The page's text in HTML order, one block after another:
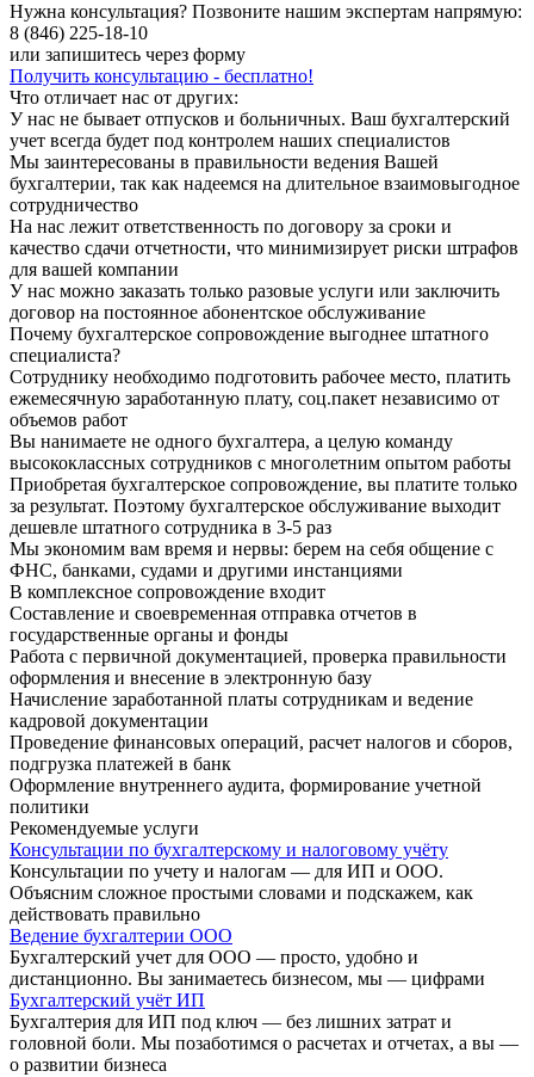
Нужна консультация? Позвоните нашим экспертам напрямую:
8 (846) 225-18-10
или запишитесь через форму
Получить консультацию - бесплатно!
Что отличает нас от других:
У нас не бывает отпусков и больничных. Ваш бухгалтерский
учет всегда будет под контролем наших специалистов
Мы заинтересованы в правильности ведения Вашей
бухгалтерии, так как надеемся на длительное взаимовыгодное
сотрудничество
На нас лежит ответственность по договору за сроки и
качество сдачи отчетности, что минимизирует риски штрафов
для вашей компании
У нас можно заказать только разовые услуги или заключить
договор на постоянное абонентское обслуживание
Почему бухгалтерское сопровождение выгоднее штатного
специалиста?
Сотруднику необходимо подготовить рабочее место, платить
ежемесячную заработанную плату, соц.пакет независимо от
объемов работ
Вы нанимаете не одного бухгалтера, а целую команду
высококлассных сотрудников с многолетним опытом работы
Приобретая бухгалтерское сопровождение, вы платите только
за результат. Поэтому бухгалтерское обслуживание выходит
дешевле штатного сотрудника в 3-5 раз
Мы экономим вам время и нервы: берем на себя общение с
ФНС, банками, судами и другими инстанциями
В комплексное сопровождение входит
Составление и своевременная отправка отчетов в
государственные органы и фонды
Работа с первичной документацией, проверка правильности
оформления и внесение в электронную базу
Начисление заработанной платы сотрудникам и ведение
кадровой документации
Проведение финансовых операций, расчет налогов и сборов,
подгрузка платежей в банк
Оформление внутреннего аудита, формирование учетной
политики
Рекомендуемые услуги
Консультации по бухгалтерскому и налоговому учёту
Консультации по учету и налогам — для ИП и ООО.
Объясним сложное простыми словами и подскажем, как
действовать правильно
Ведение бухгалтерии ООО
Бухгалтерский учет для ООО — просто, удобно и
дистанционно. Вы занимаетесь бизнесом, мы — цифрами
Бухгалтерский учёт ИП
Бухгалтерия для ИП под ключ — без лишних затрат и
головной боли. Мы позаботимся о расчетах и отчетах, а вы —
о развитии бизнеса